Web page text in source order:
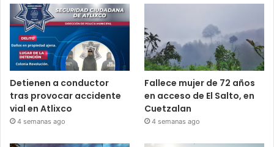
Detienen a conductor
tras provocar accidente
vial en Atlixco
4 semanas ago
Fallece mujer de 72 años
en acceso de El Salto, en
Cuetzalan
4 semanas ago